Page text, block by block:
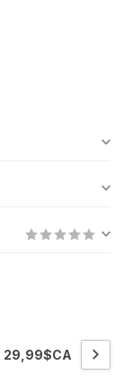
29,99$CA